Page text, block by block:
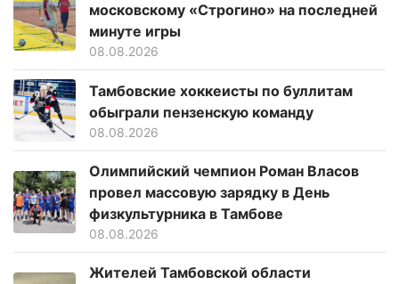
московскому «Строгино» на последней
минуте игры
08.08.2026
Тамбовские хоккеисты по буллитам
обыграли пензенскую команду
08.08.2026
Олимпийский чемпион Роман Власов
провел массовую зарядку в День
физкультурника в Тамбове
08.08.2026
Жителей Тамбовской области